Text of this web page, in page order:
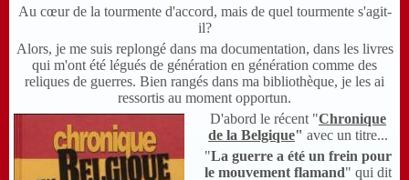
Au cœur de la tourmente d'accord, mais de quel tourmente s'agit-
il?
Alors, je me suis replongé dans ma documentation, dans les livres
qui m'ont été légués de génération en génération comme des
reliques de guerres. Bien rangés dans ma bibliothèque, je les ai
ressortis au moment opportun.
D'abord le récent "Chronique
de la Belgique"avec un titre...
"La guerre a été un frein pour
le mouvement flamand" qui dit